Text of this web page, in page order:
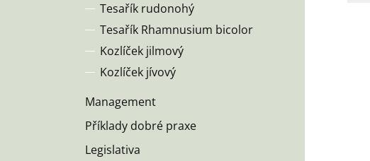
Tesařík rudonohý
Tesařík Rhamnusium bicolor
Kozlíček jilmový
Kozlíček jívový
Management
Příklady dobré praxe
Legislativa